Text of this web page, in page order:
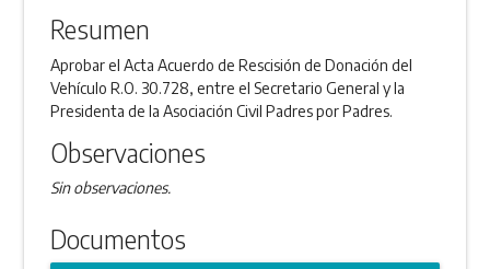
Resumen
Aprobar el Acta Acuerdo de Rescisión de Donación del
Vehículo R.O. 30.728, entre el Secretario General y la
Presidenta de la Asociación Civil Padres por Padres.
Observaciones
Sin observaciones.
Documentos